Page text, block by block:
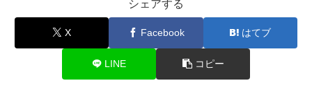
シェアする
X Facebook はてブ
LINE コピー